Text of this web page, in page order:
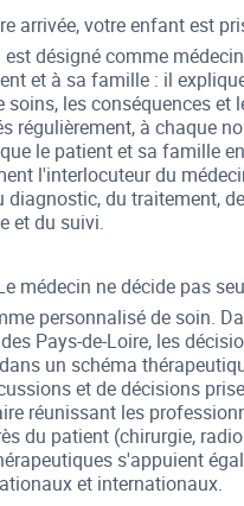
arrivée, votre enfant est
désigné comme
et à sa famille : il
les conséquences et
régulièrement, à chaque
le patient et sa famille
l'interlocuteur du
du traitement,
et du suivi.
médecin ne décide pas
personnalisé de soin.
Pays-de-Loire, les
un schéma
et de décisions
réunissant les
du patient (chirurgie,
s'appuient
et internationaux.